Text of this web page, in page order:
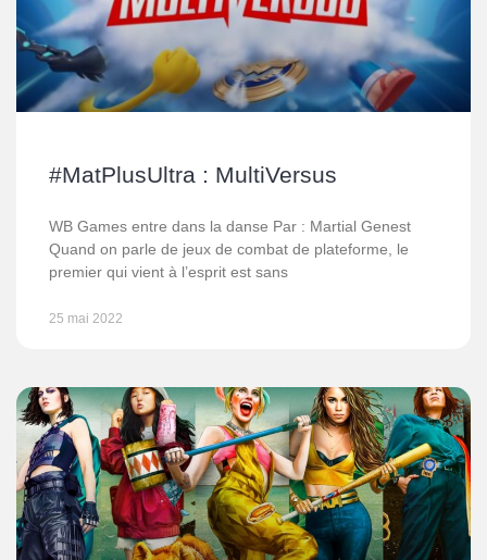
#MatPlusUltra : MultiVersus
WB Games entre dans la danse Par : Martial Genest
Quand on parle de jeux de combat de plateforme, le
premier qui vient à l’esprit est sans
25 mai 2022